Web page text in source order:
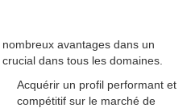
avantages dans un
dans tous les domaines.
Acquérir un profil performant et
compétitif sur le marché de